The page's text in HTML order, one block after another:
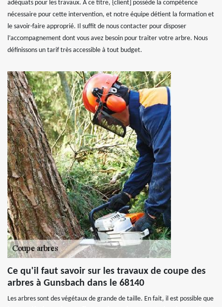
adéquats pour les travaux. À ce titre, {client] possède la compétence
nécessaire pour cette intervention, et notre équipe détient la formation et
le savoir-faire approprié. Il suffit de nous contacter pour disposer
l’accompagnement dont vous avez besoin pour traiter votre arbre. Nous
définissons un tarif très accessible à tout budget.
Ce qu'il faut savoir sur les travaux de coupe des
arbres à Gunsbach dans le 68140
Les arbres sont des végétaux de grande de taille. En fait, il est possible que